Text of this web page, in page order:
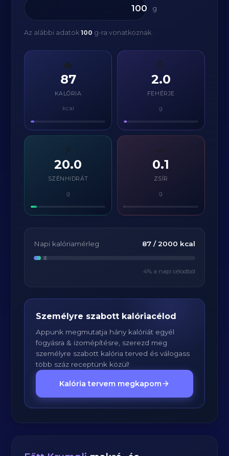
g
Az alábbi adatok100 g-ra vonatkoznak.
🔥
87
KALÓRIA
kcal
💪
2.0
FEHÉRJE
g
⚡
20.0
SZÉNHIDRÁT
g
0.1
ZSÍR
g
Napi kalóriamérleg 87/ 2000 kcal
4% a napi célodból
Személyre szabott kalóriacélod
Appunk megmutatja hány kalóriát egyél
fogyásra & izomépítésre, szerezd meg
személyre szabott kalória terved és válogass
több száz receptünk közül!
Kalória tervem megkapom